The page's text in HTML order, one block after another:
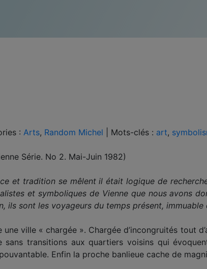
: Arts, Random Michel Mots-clés : art,
Série. No 2. Mai-Juin 1982)
et tradition se mêlent il était logique de
et symboliques de Vienne que nous avons
ils sont les voyageurs du temps présent, immuable
une ville « chargée ». Chargée d’incongruités tout
transitions aux quartiers voisins qui
Enfin la proche banlieue cache de